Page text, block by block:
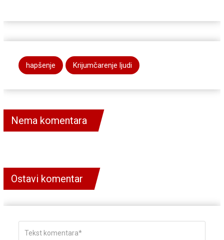
hapšenje Krijumčarenje ljudi
Nema komentara
Ostavi komentar